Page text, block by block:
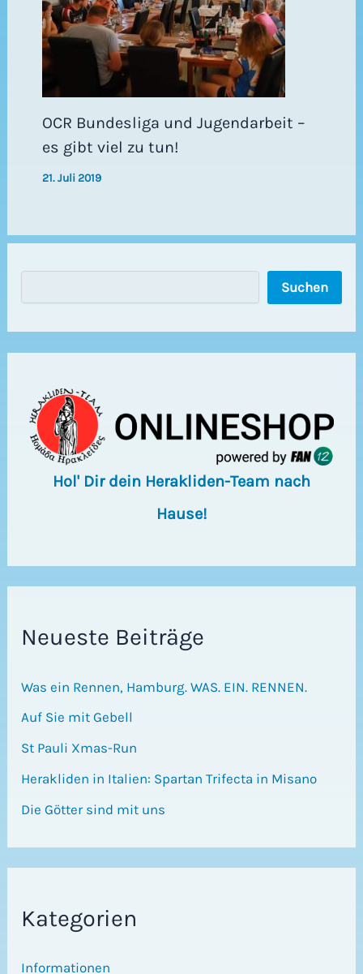
OCR Bundesliga und Jugendarbeit –
es gibt viel zu tun!
21. Juli 2019
Suchen
Hol' Dir dein Herakliden-Team nach
Hause!
Neueste Beiträge
Was ein Rennen, Hamburg. WAS. EIN. RENNEN.
Auf Sie mit Gebell
St Pauli Xmas-Run
Herakliden in Italien: Spartan Trifecta in Misano
Die Götter sind mit uns
Kategorien
Informationen